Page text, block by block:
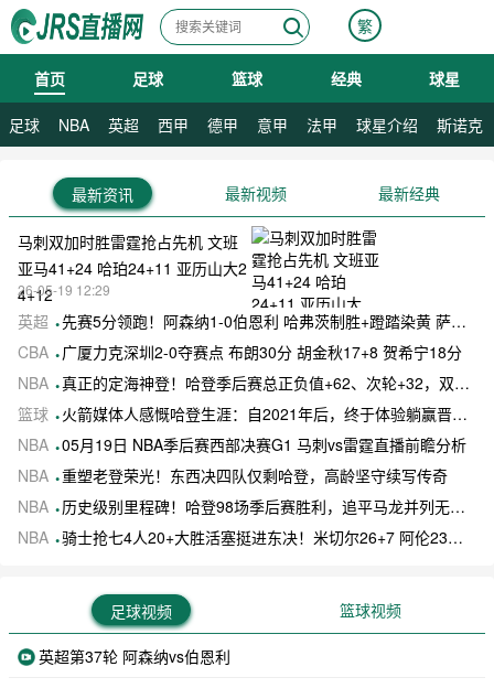
繁
首页 足球 篮球 经典 球星
足球 NBA 英超 西甲 德甲 意甲 法甲 球星介绍 斯诺克
最新资讯 最新视频 最新经典
马刺双加时胜雷霆抢占先机 文班
亚马41+24 哈珀24+11 亚历山大2
4+12
26-05-19 12:29
英超
先赛5分领跑！阿森纳1-0伯恩利 哈弗茨制胜+蹬踏染黄 萨卡献助攻
CBA
广厦力克深圳2-0夺赛点 布朗30分 胡金秋17+8 贺希宁18分
NBA 真正的定海神登！哈登季后赛总正负值+62、次轮+32，双数据领跑骑士全队
篮球
火箭媒体人感慨哈登生涯：自2021年后，终于体验躺赢晋级滋味
NBA 05月19日 NBA季后赛西部决赛G1 马刺vs雷霆直播前瞻分析
NBA 重塑老登荣光！东西决四队仅剩哈登，高龄坚守续写传奇
NBA
历史级别里程碑！哈登98场季后赛胜利，追平马龙并列无冠球员历史第一
NBA 骑士抢七4人20+大胜活塞挺进东决！米切尔26+7 阿伦23分 梅里尔23分 詹金斯17分
足球视频 篮球视频
英超第37轮 阿森纳vs伯恩利
08月08日 星期六